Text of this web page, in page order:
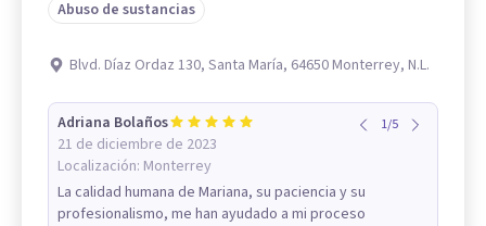
Abuso de sustancias
Blvd. Díaz Ordaz 130, Santa María, 64650 Monterrey, N.L.
Adriana Bolaños
21 de diciembre de 2023
Localización: Monterrey
1/5
La calidad humana de Mariana, su paciencia y su
profesionalismo, me han ayudado a mi proceso